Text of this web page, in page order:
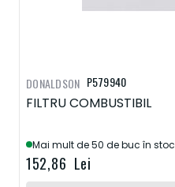
P579940
FILTRU COMBUSTIBIL
Mai mult de 50 de buc în stoc
152,86 Lei
DONALDSON